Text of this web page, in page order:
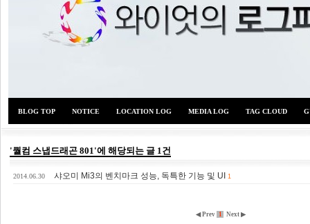
BLOG TOP NOTICE LOCATION LOG MEDIA LOG TAG CLOUD
'퀄컴 스냅드래곤 801'에 해당되는 글 1건
2014.06.30 샤오미 Mi3의 벤치마크 성능, 독특한 기능 및 UI 1
◀ Prev 1 Next ▶